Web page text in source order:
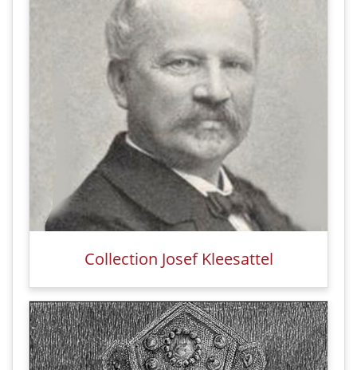
Collection Josef Kleesattel